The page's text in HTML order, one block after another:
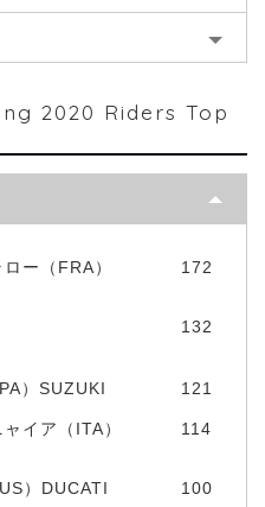
2020 Riders Top
ー（FRA）
172
132
）SUZUKI 121
イア（ITA）
114
）DUCATI 100